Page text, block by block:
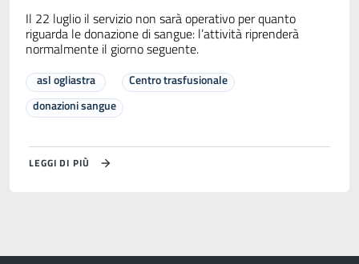
Il 22 luglio il servizio non sarà operativo per quanto
riguarda le donazione di sangue: l’attività riprenderà
normalmente il giorno seguente.
asl ogliastra
Centro trasfusionale
donazioni sangue
LEGGI DI PIÙ